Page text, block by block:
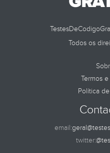
Todos os
Termos
Política
email:
twitter: